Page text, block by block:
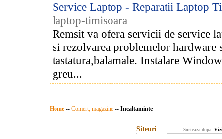
Service Laptop - Reparatii Laptop
laptop-timisoara
Remsit va ofera servicii de service
si rezolvarea problemelor
tastatura,balamale. Instalare
greu...
Home -- Comert, magazine -- Incaltaminte
Siteuri Sorteaza dupa: